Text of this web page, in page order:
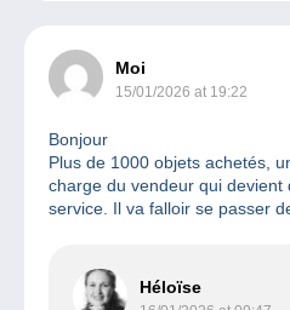
Moi
15/01/2026 at 19:22
Bonjour
Plus de 1000 objets achetés,
charge du vendeur qui
service. Il va falloir se passer
Héloïse